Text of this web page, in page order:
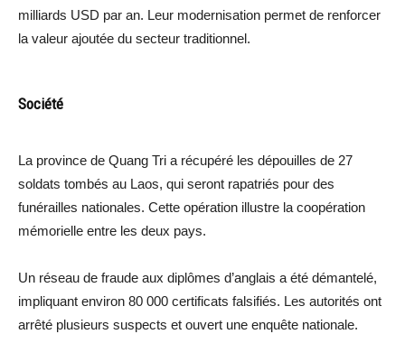
milliards USD par an. Leur modernisation permet de renforcer
la valeur ajoutée du secteur traditionnel.
Société
La province de Quang Tri a récupéré les dépouilles de 27
soldats tombés au Laos, qui seront rapatriés pour des
funérailles nationales. Cette opération illustre la coopération
mémorielle entre les deux pays.
Un réseau de fraude aux diplômes d’anglais a été démantelé,
impliquant environ 80 000 certificats falsifiés. Les autorités ont
arrêté plusieurs suspects et ouvert une enquête nationale.